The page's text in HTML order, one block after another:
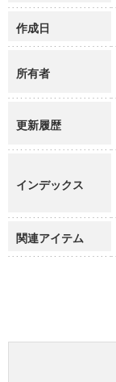
作成日
所有者
更新履歴
インデックス
関連アイテム